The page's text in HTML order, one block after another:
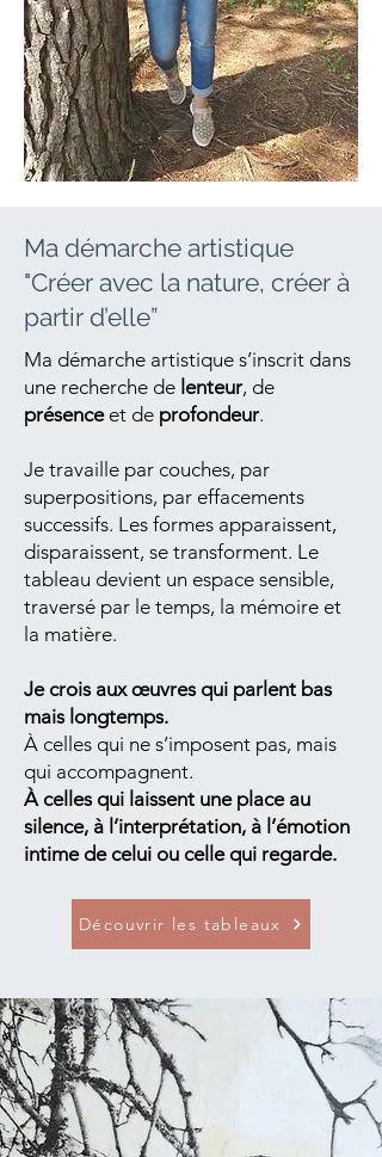
Ma démarche artistique
"Créer avec la nature, créer à
partir d’elle”
Ma démarche artistique s’inscrit dans
une recherche de lenteur, de
présenceet de profondeur.
Je travaille par couches, par
superpositions, par effacements
successifs. Les formes apparaissent,
disparaissent, se transforment. Le
tableau devient un espace sensible,
traversé par le temps, la mémoire et
la matière.
Je crois aux œuvres qui parlent bas
mais longtemps.
À celles qui ne s’imposent pas, mais
qui accompagnent.
À celles qui laissent une place au
silence, à l’interprétation, à l’émotion
intime de celui ou celle qui regarde.
Découvrir les tableaux